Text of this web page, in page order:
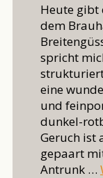
Heute gibt
dem
spricht
eine
und
dunkel-
Geruch ist
gepaart
Antrunk …